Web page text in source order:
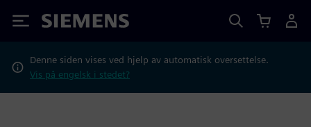
Siemens
Denne siden vises ved hjelp av automatisk oversettelse.
Vis på engelsk i stedet?